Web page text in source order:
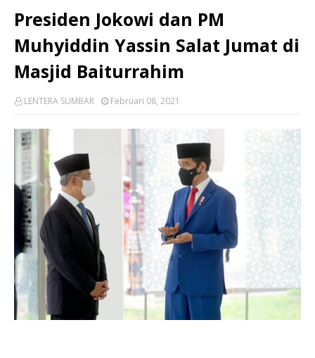
Presiden Jokowi dan PM
Muhyiddin Yassin Salat Jumat di
Masjid Baiturrahim
LENTERA SUMBAR Februari 08, 2021